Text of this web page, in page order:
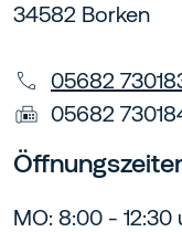
34582 Borken
05682
05682
MO: 8:00 - 12:30